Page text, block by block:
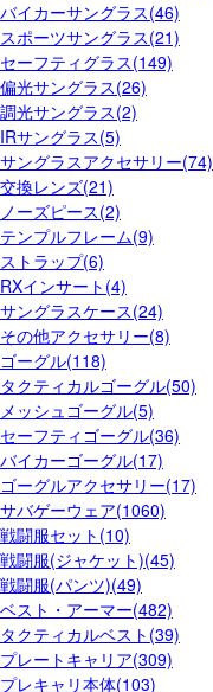
バイカーサングラス(46)
スポーツサングラス(21)
セーフティグラス(149)
偏光サングラス(26)
調光サングラス(2)
IRサングラス(5)
サングラスアクセサリー(74)
交換レンズ(21)
ノーズピース(2)
テンプルフレーム(9)
ストラップ(6)
RXインサート(4)
サングラスケース(24)
その他アクセサリー(8)
ゴーグル(118)
タクティカルゴーグル(50)
メッシュゴーグル(5)
セーフティゴーグル(36)
バイカーゴーグル(17)
ゴーグルアクセサリー(17)
サバゲーウェア(1060)
戦闘服セット(10)
戦闘服(ジャケット)(45)
戦闘服(パンツ)(49)
ベスト・アーマー(482)
タクティカルベスト(39)
プレートキャリア(309)
プレキャリ本体(103)